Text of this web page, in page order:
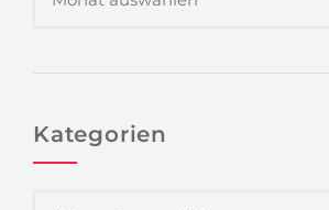
Kategorien